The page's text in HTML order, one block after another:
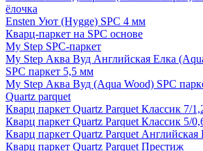
ёлочка
Ensten Уют (Hygge) SPC 4 мм
Кварц-паркет на SPC основе
My Step SPC-паркет
My Step Аква Вуд Английская Елка
SPC паркет 5,5 мм
My Step Аква Вуд (Aqua Wood) SPC
Quartz parquet
Кварц паркет Quartz Parquet Классик 7/
Кварц паркет Quartz Parquet Классик 5/
Кварц паркет Quartz Parquet Английская
Кварц паркет Quartz Parquet Престиж